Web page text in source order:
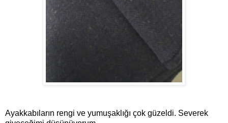
Ayakkabıların rengi ve yumuşaklığı çok güzeldi. Severek